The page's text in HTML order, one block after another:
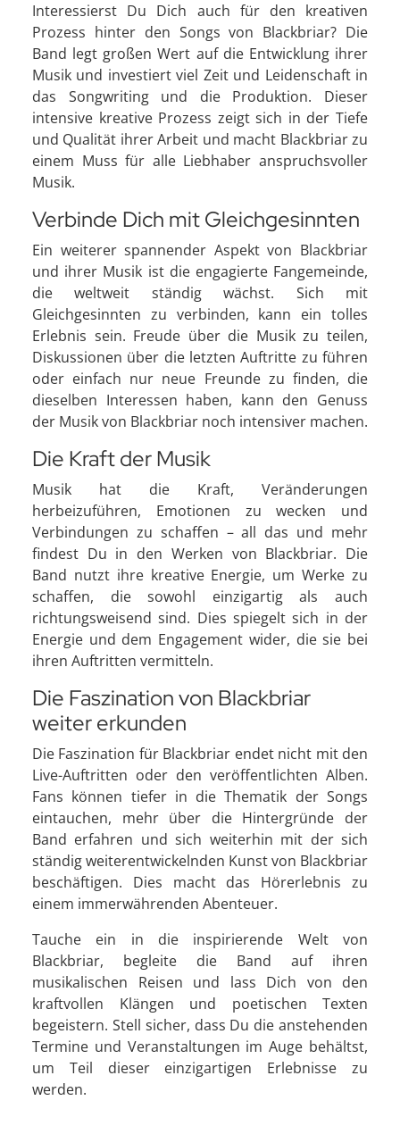
Interessierst Du Dich auch für den kreativen
Prozess hinter den Songs von Blackbriar? Die
Band legt großen Wert auf die Entwicklung ihrer
Musik und investiert viel Zeit und Leidenschaft in
das Songwriting und die Produktion. Dieser
intensive kreative Prozess zeigt sich in der Tiefe
und Qualität ihrer Arbeit und macht Blackbriar zu
einem Muss für alle Liebhaber anspruchsvoller
Musik.
Verbinde Dich mit Gleichgesinnten
Ein weiterer spannender Aspekt von Blackbriar
und ihrer Musik ist die engagierte Fangemeinde,
die weltweit ständig wächst. Sich mit
Gleichgesinnten zu verbinden, kann ein tolles
Erlebnis sein. Freude über die Musik zu teilen,
Diskussionen über die letzten Auftritte zu führen
oder einfach nur neue Freunde zu finden, die
dieselben Interessen haben, kann den Genuss
der Musik von Blackbriar noch intensiver machen.
Die Kraft der Musik
Musik hat die Kraft, Veränderungen
herbeizuführen, Emotionen zu wecken und
Verbindungen zu schaffen – all das und mehr
findest Du in den Werken von Blackbriar. Die
Band nutzt ihre kreative Energie, um Werke zu
schaffen, die sowohl einzigartig als auch
richtungsweisend sind. Dies spiegelt sich in der
Energie und dem Engagement wider, die sie bei
ihren Auftritten vermitteln.
Die Faszination von Blackbriar
weiter erkunden
Die Faszination für Blackbriar endet nicht mit den
Live-Auftritten oder den veröffentlichten Alben.
Fans können tiefer in die Thematik der Songs
eintauchen, mehr über die Hintergründe der
Band erfahren und sich weiterhin mit der sich
ständig weiterentwickelnden Kunst von Blackbriar
beschäftigen. Dies macht das Hörerlebnis zu
einem immerwährenden Abenteuer.
Tauche ein in die inspirierende Welt von
Blackbriar, begleite die Band auf ihren
musikalischen Reisen und lass Dich von den
kraftvollen Klängen und poetischen Texten
begeistern. Stell sicher, dass Du die anstehenden
Termine und Veranstaltungen im Auge behältst,
um Teil dieser einzigartigen Erlebnisse zu
werden.